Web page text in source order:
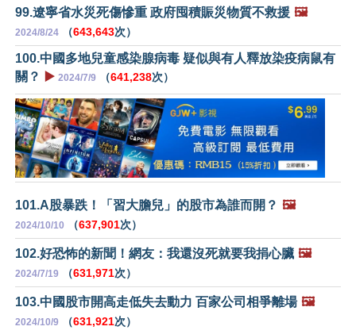
99.遼寧省水災死傷慘重 政府囤積賑災物質不救援 🖼️
2024/8/24 （643,643次）
100.中國多地兒童感染腺病毒 疑似與有人釋放染疫病鼠有
關？
▶️ 2024/7/9 （641,238次）
101.A股暴跌！「習大膽兒」的股市為誰而開？ 🖼️
2024/10/10 （637,901次）
102.好恐怖的新聞！網友：我還沒死就要我捐心臟 🖼️
2024/7/19 （631,971次）
103.中國股市開高走低失去動力 百家公司相爭離場 🖼️
2024/10/9 （631,921次）